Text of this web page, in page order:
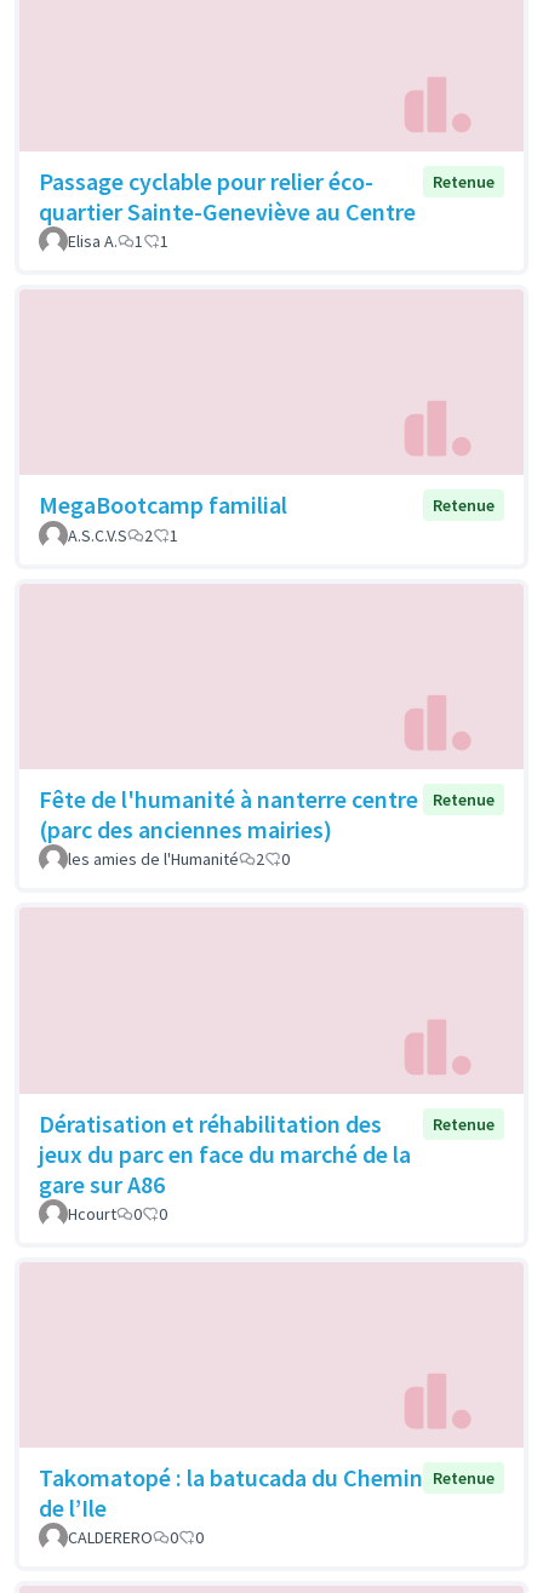
Passage cyclable pour relier éco-
quartier Sainte-Geneviève au Centre
Retenue
Elisa A. 1 1
MegaBootcamp familial
Retenue
A.S.C.V.S
2 1
Fête de l'humanité à nanterre centre
(parc des anciennes mairies)
Retenue
les amies de l'Humanité 2 0
Dératisation et réhabilitation des
jeux du parc en face du marché de la
gare sur A86
Retenue
Hcourt 0 0
Takomatopé : la batucada du Chemin
de l’Ile
Retenue
CALDERERO 0 0